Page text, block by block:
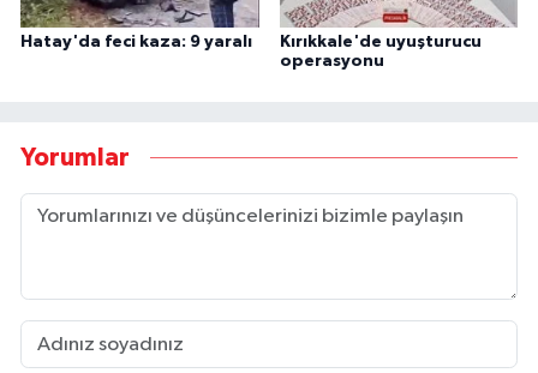
Hatay'da feci kaza: 9 yaralı
Kırıkkale'de uyuşturucu
operasyonu
Yorumlar